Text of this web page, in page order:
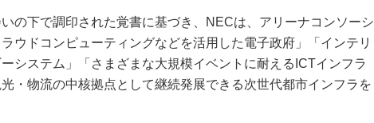
の下で調印された覚書に基づき、NECは、アリーナコンソーシ
ウドコンピューティングなどを活用した電子政府」「インテリ
システム」「さまざまな大規模イベントに耐えるICTインフラ
・物流の中核拠点として継続発展できる次世代都市インフラを